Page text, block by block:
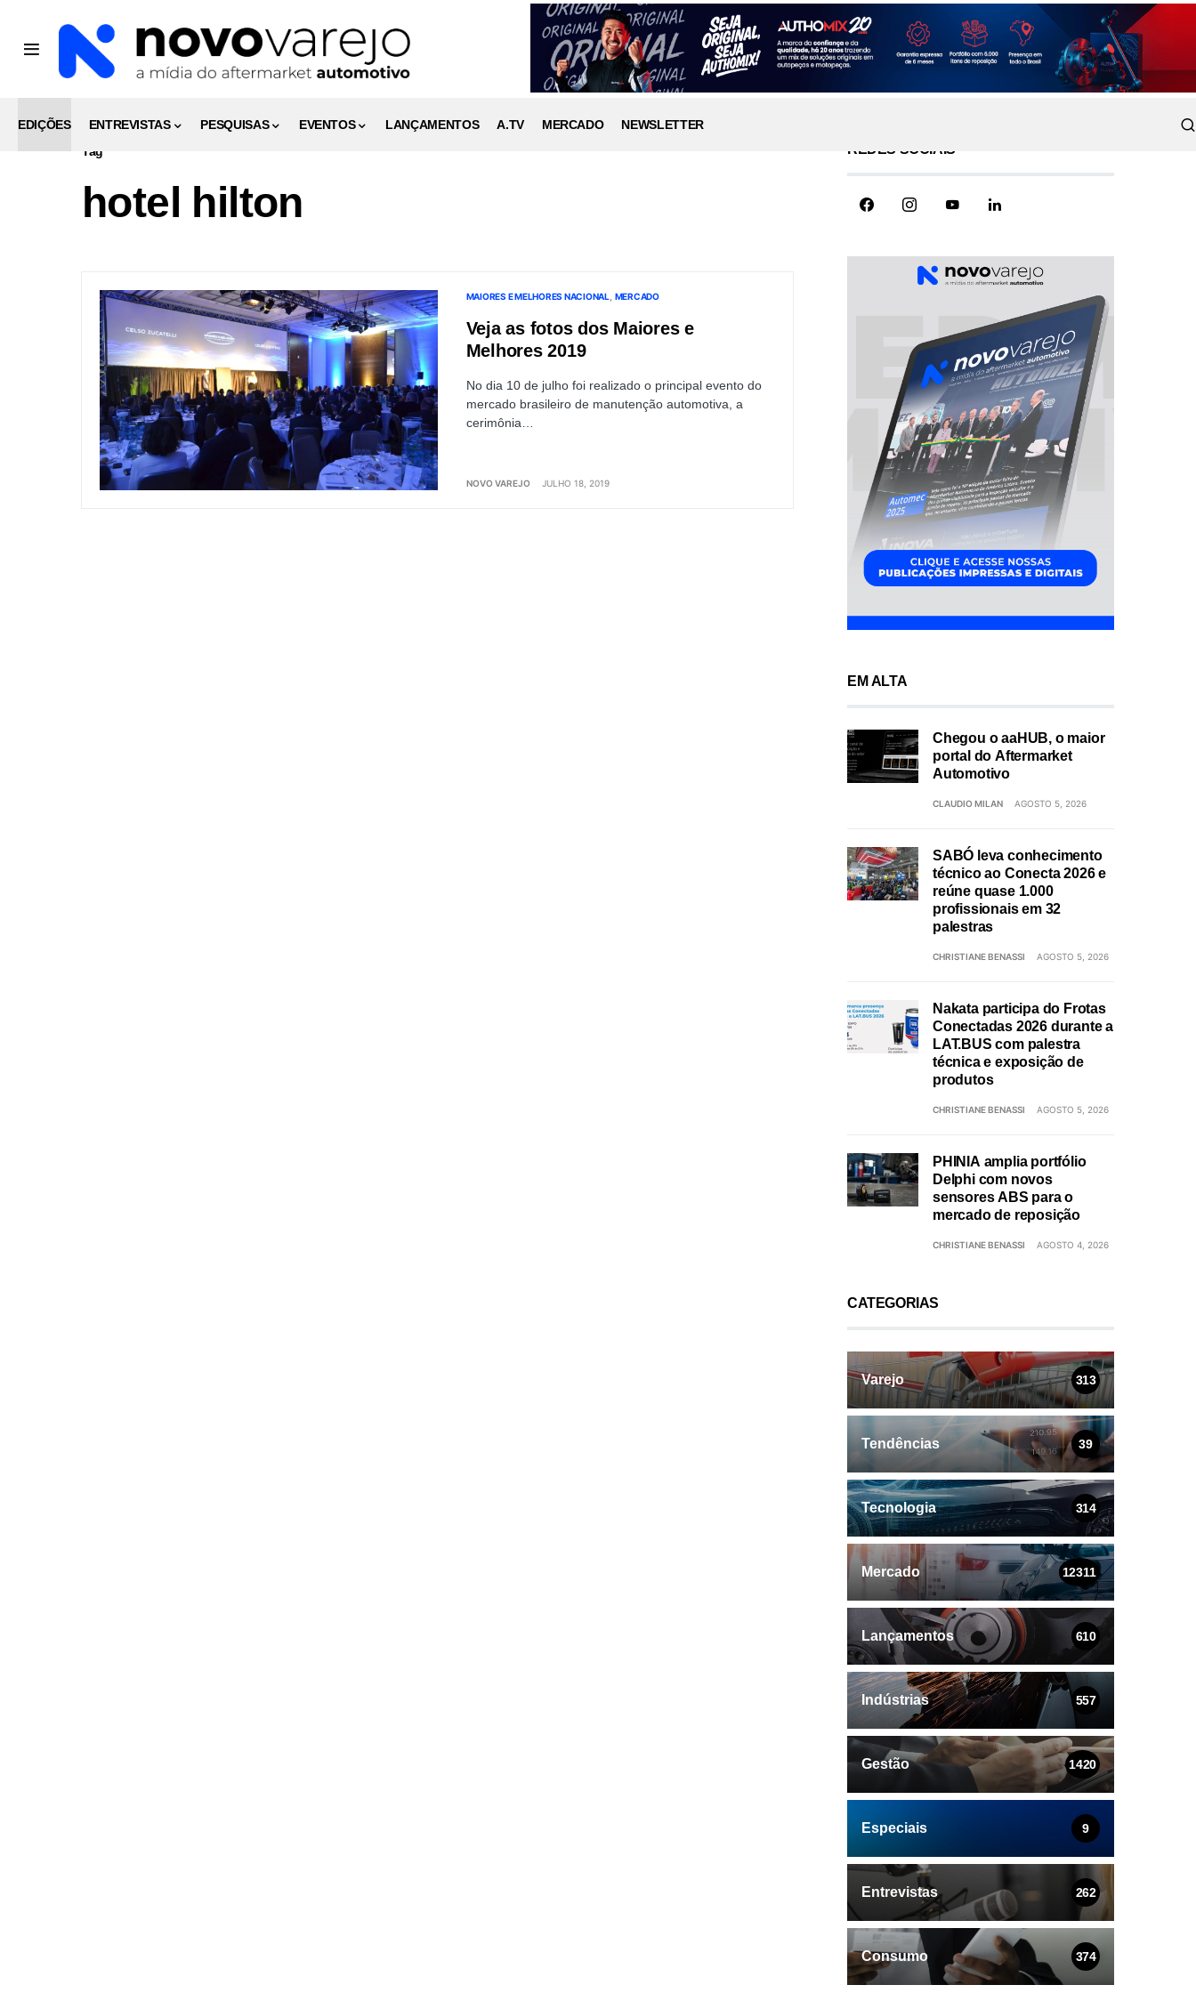
EDIÇÕES ENTREVISTAS PESQUISAS EVENTOS LANÇAMENTOS A.TV MERCADO
NEWSLETTER
Tag
hotel hilton
MAIORES E MELHORES NACIONAL MERCADO
Veja as fotos dos Maiores e
Melhores 2019
No dia 10 de julho foi realizado o principal evento do
mercado brasileiro de manutenção automotiva, a
cerimônia…
NOVO VAREJO JULHO 18, 2019
REDES SOCIAIS
EM ALTA
Chegou o aaHUB, o maior
portal do Aftermarket
Automotivo
CLAUDIO MILAN AGOSTO 5, 2026
SABÓ leva conhecimento
técnico ao Conecta 2026 e
reúne quase 1.000
profissionais em 32
palestras
CHRISTIANE BENASSI AGOSTO 5, 2026
Nakata participa do Frotas
Conectadas 2026 durante a
LAT.BUS com palestra
técnica e exposição de
produtos
CHRISTIANE BENASSI AGOSTO 5, 2026
PHINIA amplia portfólio
Delphi com novos
sensores ABS para o
mercado de reposição
CHRISTIANE BENASSI AGOSTO 4, 2026
CATEGORIAS
Varejo 313
Tendências 39
Tecnologia 314
Mercado 12311
Lançamentos 610
Indústrias 557
Gestão 1420
Especiais 9
Entrevistas 262
Consumo 374